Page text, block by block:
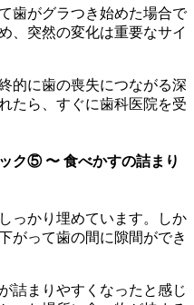
歯がグラつき始めた場合で
、突然の変化は重要なサイ
的に歯の喪失につながる深
たら、すぐに歯科医院を受
ク⑤ 〜 食べかすの詰まり
っかり埋めています。しか
がって歯の間に隙間ができ
詰まりやすくなったと感じ